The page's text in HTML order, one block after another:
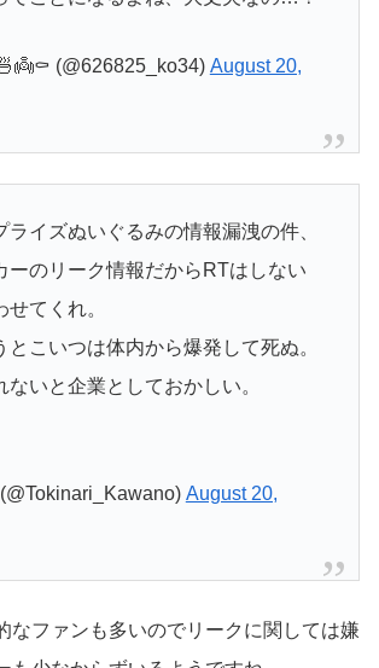
(@626825_ko34) August 20,
ライズぬいぐるみの情報漏洩の件、
ーのリーク情報だからRTはしない
てくれ。
とこいつは体内から爆発して死ぬ。
ないと企業としておかしい。
August 20,
なファンも多いのでリークに関しては嫌